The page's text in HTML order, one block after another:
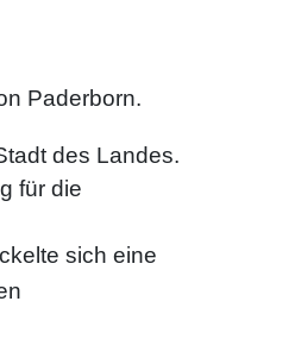
Paderborn.
des Landes.
für die
sich eine